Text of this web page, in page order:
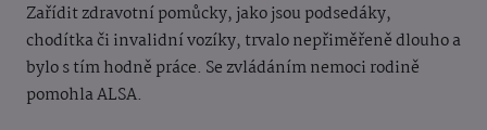
Zařídit zdravotní pomůcky, jako jsou podsedáky,
chodítka či invalidní vozíky, trvalo nepřiměřeně dlouho a
bylo s tím hodně práce. Se zvládáním nemoci rodině
pomohla ALSA.